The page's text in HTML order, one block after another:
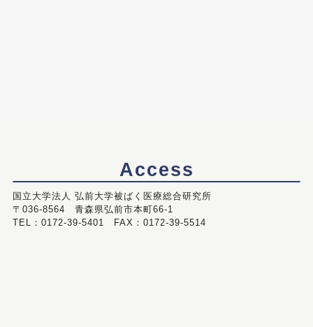
Access
国立大学法人 弘前大学被ばく医療総合研究所
〒036-8564 青森県弘前市本町66-1
TEL：0172-39-5401 FAX：0172-39-5514